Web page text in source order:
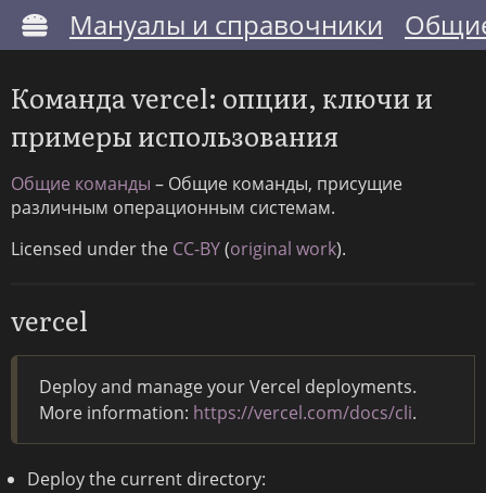
Мануалы и справочники
Команда vercel: опции, ключи и
примеры использования
Общие команды – Общие команды, присущие
различным операционным системам.
Licensed under the CC-BY(original work).
vercel
Deploy and manage your Vercel deployments.
More information: https://vercel.com/docs/cli.
Deploy the current directory: